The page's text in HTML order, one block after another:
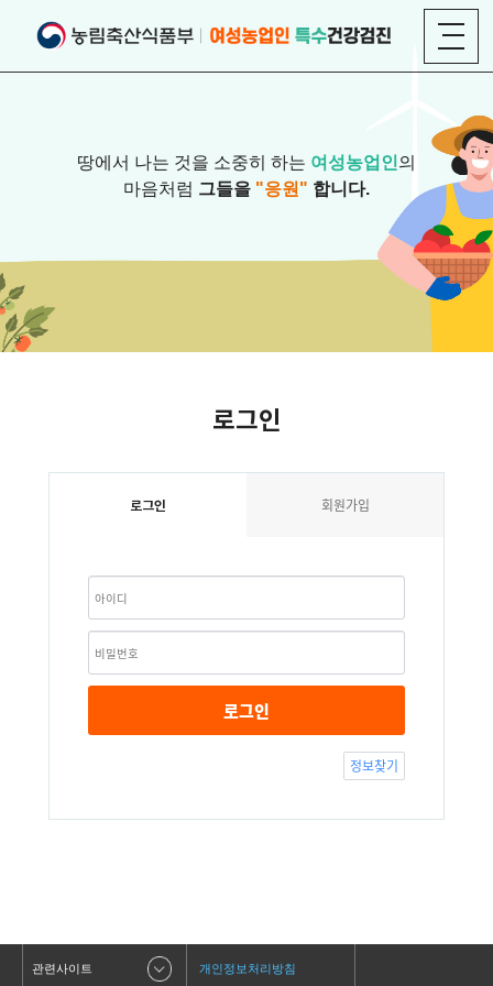
땅에서 나는 것을 소중히 하는 여성농업인의
마음처럼 그들을 "응원" 합니다.
로그인
로그인 회원가입
로그인
정보찾기
관련사이트 개인정보처리방침